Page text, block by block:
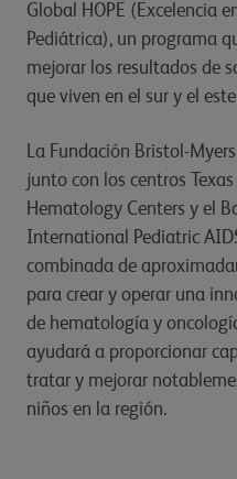
Global HOPE (Excelencia
Pediátrica), un programa
mejorar los resultados de
que viven en el sur y el
La Fundación Bristol-
junto con los centros
Hematology Centers y el
International Pediatric
combinada de
para crear y operar una
de hematología y
ayudará a proporcionar
tratar y mejorar
niños en la región.